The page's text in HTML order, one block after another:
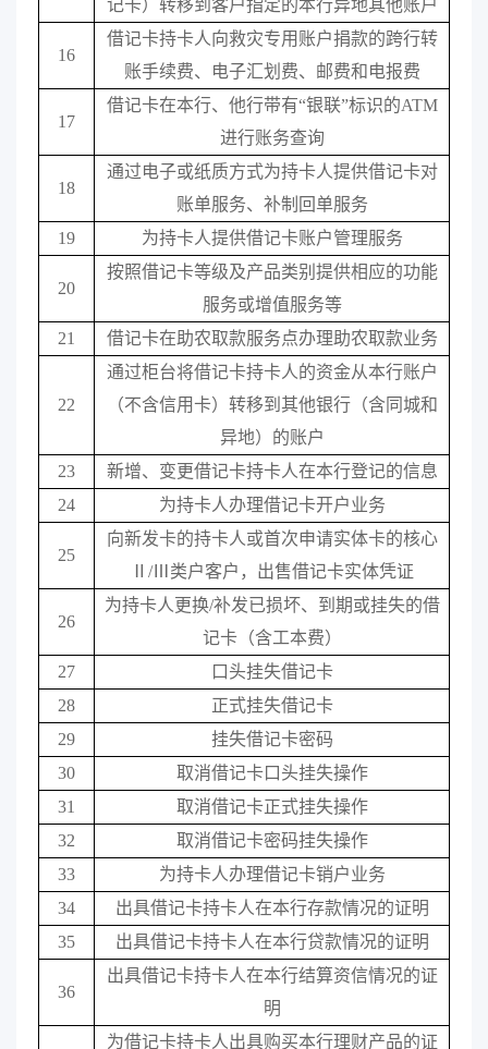
记卡）转移到客户指定的本行异地其他账户
16
借记卡持卡人向救灾专用账户捐款的跨行转
账手续费、电子汇划费、邮费和电报费
17
借记卡在本行、他行带有“银联”标识的ATM
进行账务查询
18
通过电子或纸质方式为持卡人提供借记卡对
账单服务、补制回单服务
19
为持卡人提供借记卡账户管理服务
20
按照借记卡等级及产品类别提供相应的功能
服务或增值服务等
21
借记卡在助农取款服务点办理助农取款业务
22
通过柜台将借记卡持卡人的资金从本行账户
（不含信用卡）转移到其他银行（含同城和
异地）的账户
23
新增、变更借记卡持卡人在本行登记的信息
24
为持卡人办理借记卡开户业务
25
向新发卡的持卡人或首次申请实体卡的核心
/Ⅲ类户客户，出售借记卡实体凭证
26
为持卡人更换/补发已损坏、到期或挂失的借
记卡（含工本费）
27
口头挂失借记卡
28
正式挂失借记卡
29
挂失借记卡密码
30
取消借记卡口头挂失操作
31
取消借记卡正式挂失操作
32
取消借记卡密码挂失操作
33
为持卡人办理借记卡销户业务
34
出具借记卡持卡人在本行存款情况的证明
35
出具借记卡持卡人在本行贷款情况的证明
36
出具借记卡持卡人在本行结算资信情况的证
明
为借记卡持卡人出具购买本行理财产品的证